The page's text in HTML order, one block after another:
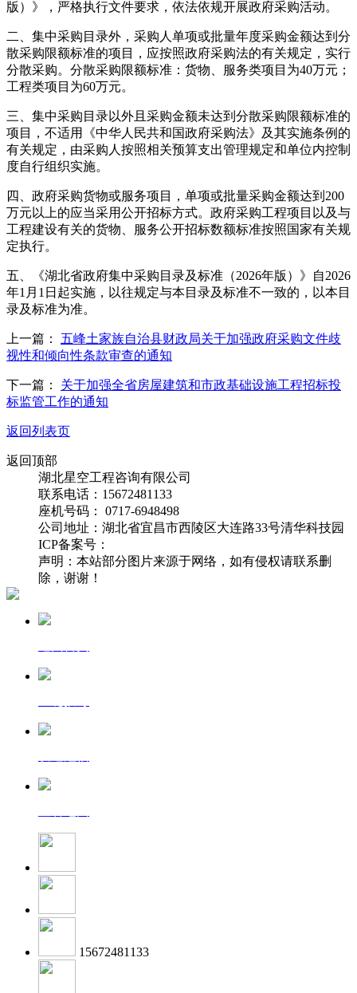
版）》，严格执行文件要求，依法依规开展政府采购活动。
二、集中采购目录外，采购人单项或批量年度采购金额达到分
散采购限额标准的项目，应按照政府采购法的有关规定，实行
分散采购。分散采购限额标准：货物、服务类项目为40万元；
工程类项目为60万元。
三、集中采购目录以外且采购金额未达到分散采购限额标准的
项目，不适用《中华人民共和国政府采购法》及其实施条例的
有关规定，由采购人按照相关预算支出管理规定和单位内控制
度自行组织实施。
四、政府采购货物或服务项目，单项或批量采购金额达到200
万元以上的应当采用公开招标方式。政府采购工程项目以及与
工程建设有关的货物、服务公开招标数额标准按照国家有关规
定执行。
五、《湖北省政府集中采购目录及标准（2026年版）》自2026
年1月1日起实施，以往规定与本目录及标准不一致的，以本目
录及标准为准。
上一篇： 五峰土家族自治县财政局关于加强政府采购文件歧
视性和倾向性条款审查的通知
下一篇： 关于加强全省房屋建筑和市政基础设施工程招标投
标监管工作的通知
返回列表页
返回顶部
湖北星空工程咨询有限公司
联系电话：15672481133
座机号码： 0717-6948498
公司地址：湖北省宜昌市西陵区大连路33号清华科技园
ICP备案号：
声明：本站部分图片来源于网络，如有侵权请联系删
除，谢谢！
15672481133